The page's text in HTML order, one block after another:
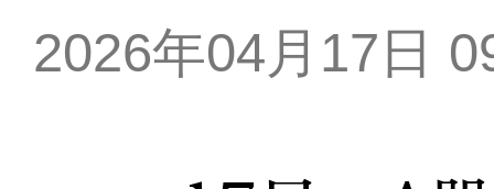
2026年04月17日